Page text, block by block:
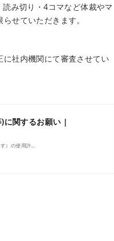
み切り・4コマなど体裁やマ
せていただきます。
社内機関にて審査させてい
関するお願い |
）の使用許…